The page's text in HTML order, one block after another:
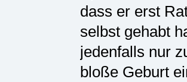
dass er erst
selbst gehabt
jedenfalls nur
bloße Geburt